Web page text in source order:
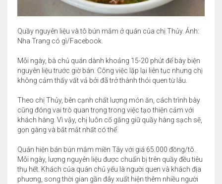
Quầy nguyên liệu và tô bún mắm ở quán của chị Thủy. Ảnh:
Nha Trang có gì/Facebook.
Mỗi ngày, bà chủ quán dành khoảng 15-20 phút để bày biện
nguyên liệu trước giờ bán. Công việc lặp lại liên tục nhưng chị
không cảm thấy vất vả bởi đã trở thành thói quen từ lâu.
Theo chị Thủy, bên cạnh chất lượng món ăn, cách trình bày
cũng đóng vai trò quan trọng trong việc tạo thiện cảm với
khách hàng. Vì vậy, chị luôn cố gắng giữ quầy hàng sạch sẽ,
gọn gàng và bắt mắt nhất có thể.
Quán hiện bán bún mắm miền Tây với giá 65.000 đồng/tô.
Mỗi ngày, lượng nguyên liệu được chuẩn bị trên quầy đều tiêu
thụ hết. Khách của quán chủ yếu là người quen và khách địa
phương, song thời gian gần đây xuất hiện thêm nhiều người